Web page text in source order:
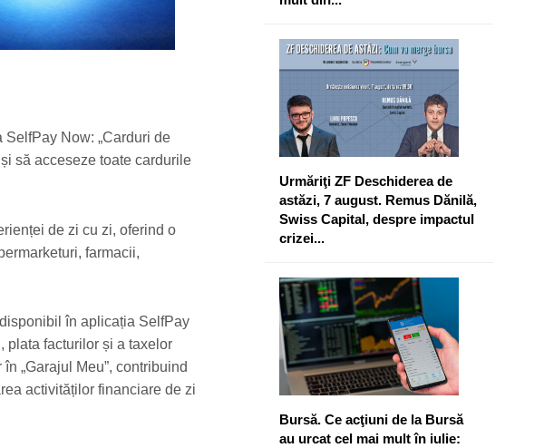
Now: „Carduri de
să acceseze toate cardurile
de zi cu zi, oferind o
farmacii,
în aplicația SelfPay
plata facturilor și a taxelor
„Garajul Meu”, contribuind
activităților financiare de zi
Urmăriţi ZF Deschiderea de
astăzi, 7 august. Remus Dănilă,
Swiss Capital, despre impactul
crizei...
Bursă. Ce acţiuni de la Bursă
au urcat cel mai mult în iulie: